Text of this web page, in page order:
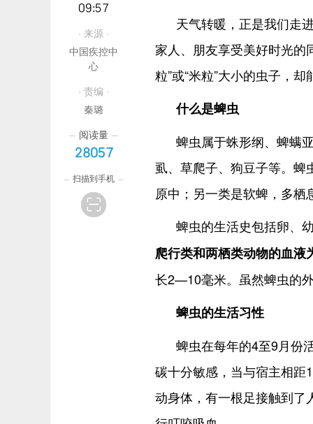
天气转暖，正是我们走
家人、朋友享受美好时光
粒”或“米粒”大小的虫子，
什么是蜱虫
蜱虫属于蛛形纲、蜱螨
虱、草爬子、狗豆子等。蜱
原中；另一类是软蜱，多
蜱虫的生活史包括卵、
爬行类和两栖类动物的血液
长2—10毫米。虽然蜱虫的
蜱虫的生活习性
蜱虫在每年的4至9月份
碳十分敏感，当与宿主相距
动身体，有一根足接触到了
09:57
· 来源 ·
中国疾控中
心
· 责编 ·
秦璐
阅读量
28057
扫描到手机